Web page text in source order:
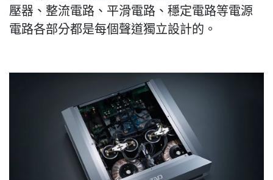
壓器、整流電路、平滑電路、穩定電路等電源
電路各部分都是每個聲道獨立設計的。